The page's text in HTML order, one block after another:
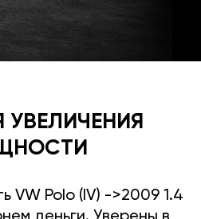
УВЕЛИЧЕНИЯ
VW Polo (IV) ->2009 1.4